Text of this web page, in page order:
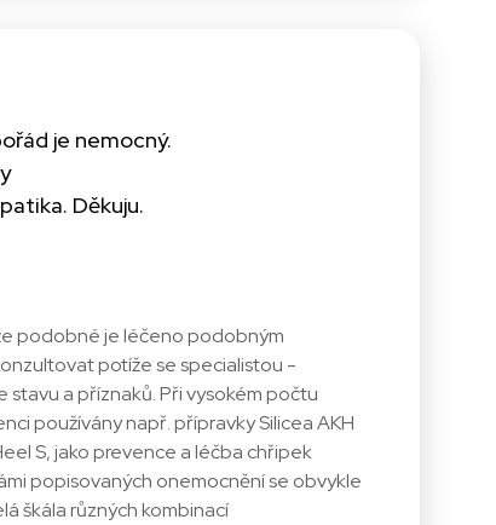
je nemocný.
Děkuju.
podobné je léčeno podobným
potíže se specialistou -
a příznaků. Při vysokém počtu
používány např. přípravky Silicea AKH
S, jako prevence a léčba chřipek
popisovaných onemocnění se obvykle
škála různých kombinací